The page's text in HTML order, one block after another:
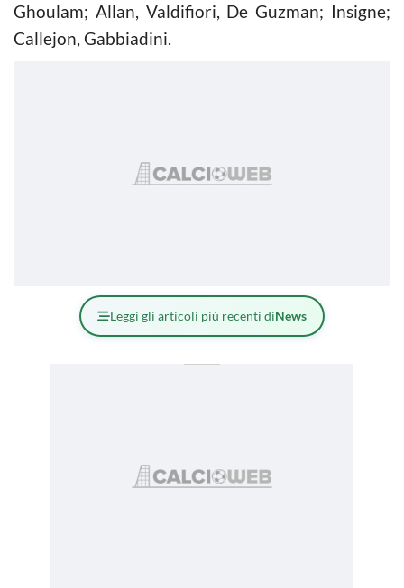
Ghoulam; Allan, Valdifiori, De Guzman; Insigne;
Callejon, Gabbiadini.
Leggi gli articoli più recenti diNews